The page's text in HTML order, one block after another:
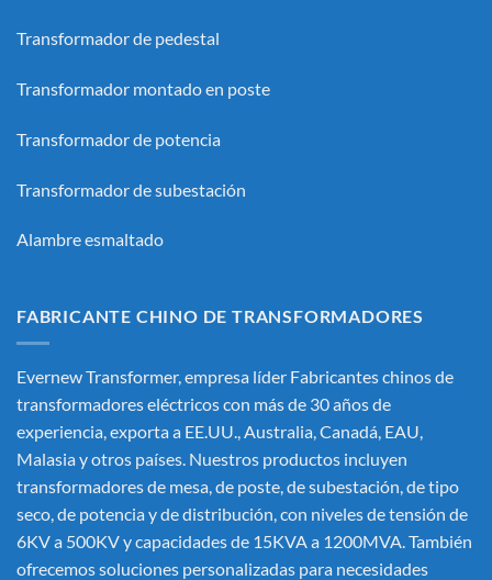
Transformador de pedestal
Transformador montado en poste
Transformador de potencia
Transformador de subestación
Alambre esmaltado
FABRICANTE CHINO DE TRANSFORMADORES
Evernew Transformer, empresa líder Fabricantes chinos de
transformadores eléctricoscon más de 30 años de
experiencia, exporta a EE.UU., Australia, Canadá, EAU,
Malasia y otros países. Nuestros productos incluyen
transformadores de mesa, de poste, de subestación, de tipo
seco, de potencia y de distribución, con niveles de tensión de
6KV a 500KV y capacidades de 15KVA a 1200MVA. También
ofrecemos soluciones personalizadas para necesidades